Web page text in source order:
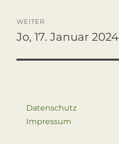
WEITER
Nächster
Jo, 17. Januar 2024
Datenschutz
Impressum